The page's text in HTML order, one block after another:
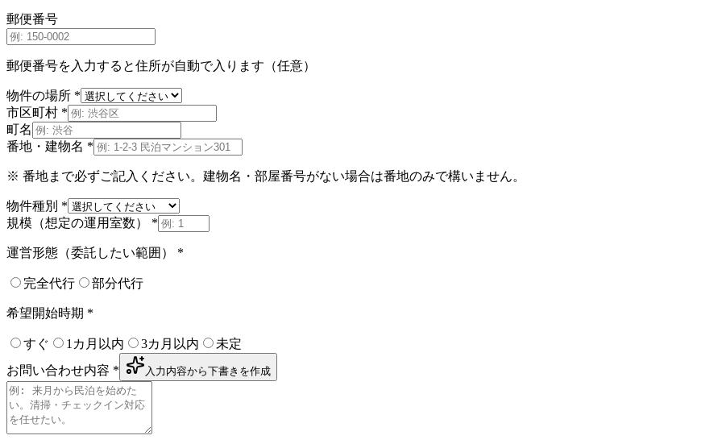
郵便番号
郵便番号を入力すると住所が自動で入ります（任意）
物件の場所 *
市区町村 *
町名
番地・建物名 *
※ 番地まで必ずご記入ください。建物名・部屋番号がない場合は番地のみで構いません。
物件種別 *
規模（想定の運用室数） *
運営形態（委託したい範囲） *
完全代行 部分代行
希望開始時期 *
すぐ 1カ月以内 3カ月以内
未定
お問い合わせ内容 * 入力内容から下書きを作成